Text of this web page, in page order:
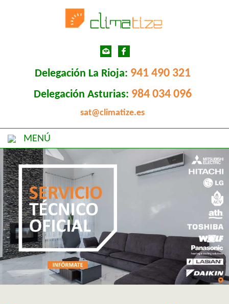
Delegación La Rioja: 941 490 321
Delegación Asturias: 984 034 096
sat@climatize.es
MENÚ